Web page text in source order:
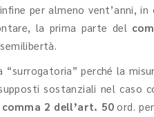
per almeno vent’anni,
la prima parte del
“surrogatoria” perché la
sostanziali nel caso
comma 2 dell’art. 50ord.